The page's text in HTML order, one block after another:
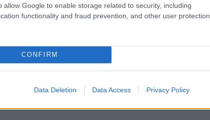
allow Google to enable storage related to security, including
functionality and fraud prevention, and other user protection.
CONFIRM
Data Deletion Data Access Privacy Policy
con i Serd, laPsicologia clinicae un centro
con sede provinciale a Gussago.
percorsi differenziati tra ospedale,
risposte specifiche per fasce d’età e tipologie